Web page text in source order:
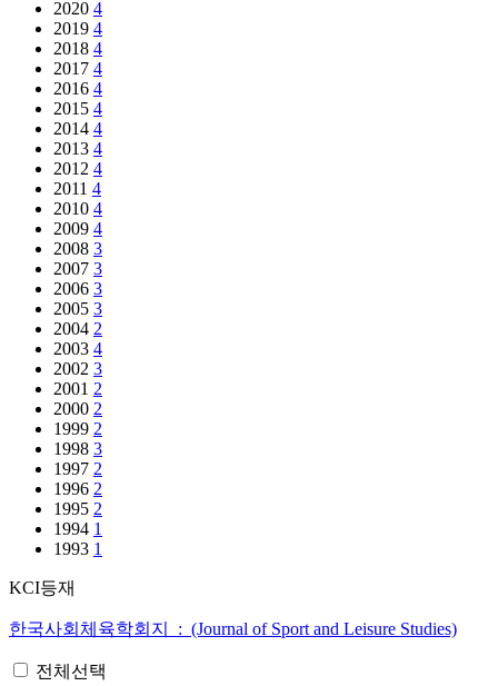
2020 4
2019 4
2018 4
2017 4
2016 4
2015 4
2014 4
2013 4
2012 4
2011 4
2010 4
2009 4
2008 3
2007 3
2006 3
2005 3
2004 2
2003 4
2002 3
2001 2
2000 2
1999 2
1998 3
1997 2
1996 2
1995 2
1994 1
1993 1
KCI등재
한국사회체육학회지 : (Journal of Sport and Leisure Studies)
전체선택